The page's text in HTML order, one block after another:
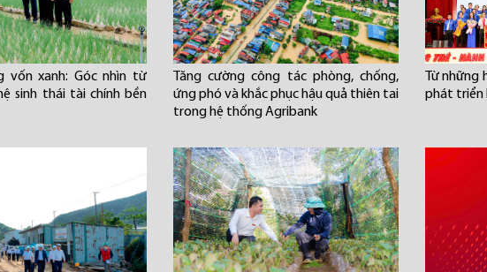
vốn xanh: Góc nhìn từ
sinh thái tài chính bền
Tăng cường công tác phòng, chống,
ứng phó và khắc phục hậu quả thiên tai
trong hệ thống Agribank
Từ
phát triển